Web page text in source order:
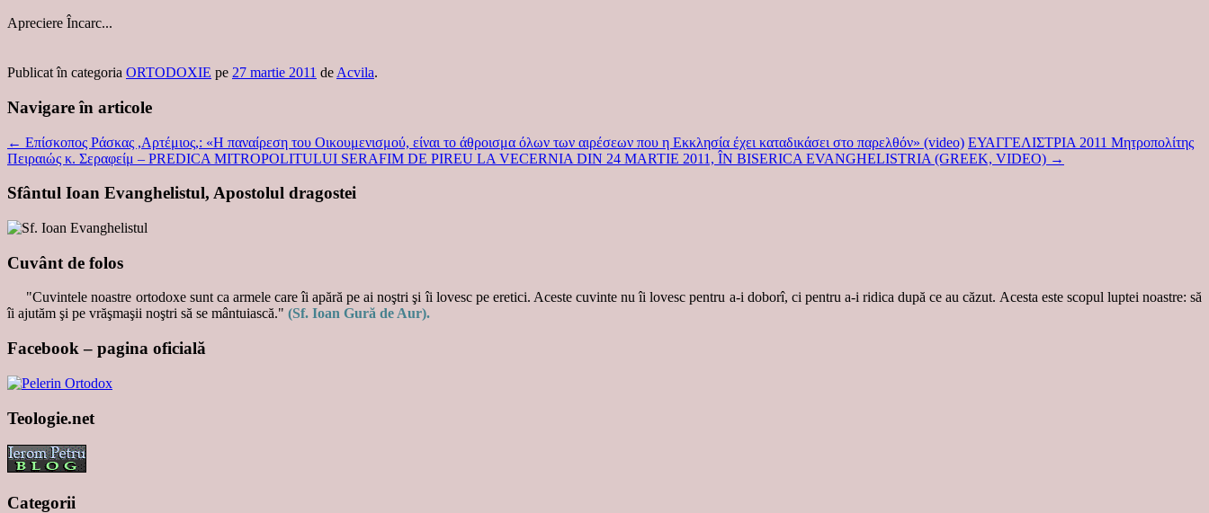
Apreciere Încarc...
Publicat în categoria ORTODOXIE pe 27 martie 2011 de Acvila.
Navigare în articole
← Επίσκοπος Ράσκας ,Αρτέμιος,: «Η παναίρεση του Οικουμενισμού, είναι το άθροισμα όλων των αιρέσεων που η Εκκλησία έχει καταδικάσει στο παρελθόν» (video) ΕΥΑΓΓΕΛΙΣΤΡΙΑ 2011 Μητροπολίτης
Πειραιώς κ. Σεραφείμ – PREDICA MITROPOLITULUI SERAFIM DE PIREU LA VECERNIA DIN 24 MARTIE 2011, ÎN BISERICA EVANGHELISTRIA (GREEK, VIDEO) →
Sfântul Ioan Evanghelistul, Apostolul dragostei
Cuvânt de folos
"Cuvintele noastre ortodoxe sunt ca armele care îi apără pe ai noştri şi îi lovesc pe eretici. Aceste cuvinte nu îi lovesc pentru a-i doborî, ci pentru a-i ridica după ce au căzut. Acesta este scopul luptei noastre: să
îi ajutăm şi pe vrăşmaşii noştri să se mântuiască." (Sf. Ioan Gură de Aur).
Facebook – pagina oficială
Teologie.net
Categorii